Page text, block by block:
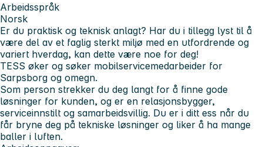
Arbeidsspråk
Norsk
Er du praktisk og teknisk anlagt? Har du i tillegg lyst til å
være del av et faglig sterkt miljø med en utfordrende og
variert hverdag, kan dette være noe for deg!
TESS øker og søker mobilservicemedarbeider for
Sarpsborg og omegn.
Som person strekker du deg langt for å finne gode
løsninger for kunden, og er en relasjonsbygger,
serviceinnstilt og samarbeidsvillig. Du er i ditt ess når du
får bryne deg på tekniske løsninger og liker å ha mange
baller i luften.